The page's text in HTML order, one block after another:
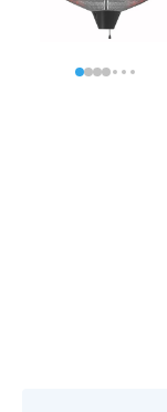
La note est de 9,3